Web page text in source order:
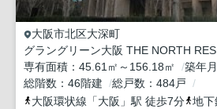
大阪市北区大深町
グラングリーン大阪 THE NORTH
専有面積
45.61㎡～156.18㎡ 築年月
総階数
46階建 総戸数
484戸
大阪環状線 「大阪 」駅 徒歩7分 地下